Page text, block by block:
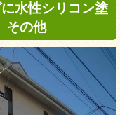
水性シリコン塗
の他